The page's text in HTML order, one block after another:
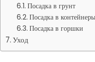
Посадка в грунт
Посадка в контейнеры
Посадка в горшки
Уход